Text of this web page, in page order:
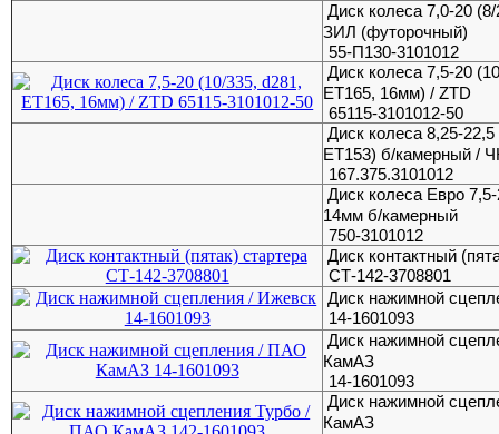
Диск колеса 7,0-20
ЗИЛ (футорочный)
55-П130-3101012
Диск колеса 7,5-20
ET165, 16мм) / ZTD
65115-3101012-50
Диск колеса 8,25-
ЕТ153) б/камерный /
167.375.3101012
Диск колеса Евро
14мм б/камерный
750-3101012
Диск контактный
СТ-142-3708801
Диск нажимной
14-1601093
Диск нажимной
КамАЗ
14-1601093
Диск нажимной
КамАЗ